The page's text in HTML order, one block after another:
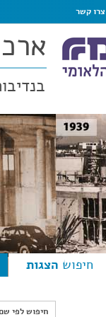
צרו קשר
חיפוש הצגות
חיפוש לפי